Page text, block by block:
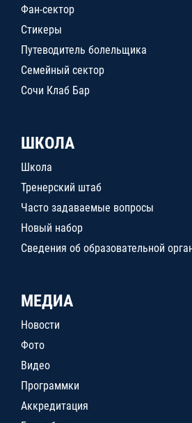
Фан-сектор
Стикеры
Путеводитель болельщика
Семейный сектор
Сочи Клаб Бар
ШКОЛА
Школа
Тренерский штаб
Часто задаваемые вопросы
Новый набор
Сведения об образовательной
МЕДИА
Новости
Фото
Видео
Программки
Аккредитация